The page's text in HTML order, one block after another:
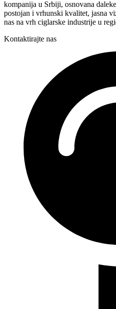
kompanija u Srbiji, osnovana
postojan i vrhunski kvalitet, jasna
nas na vrh ciglarske industrije u
Kontaktirajte nas